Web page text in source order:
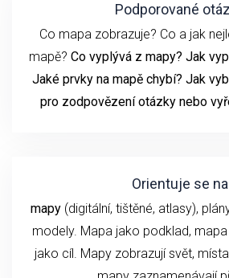
Podporované
Co mapa zobrazuje? Co a jak
mapě? Co vyplývá z mapy? Jak
Jaké prvky na mapě chybí? Jak
pro zodpovězení otázky nebo
Orientuje se na
mapy(digitální, tištěné, atlasy),
modely. Mapa jako podklad,
jako cíl. Mapy zobrazují svět,